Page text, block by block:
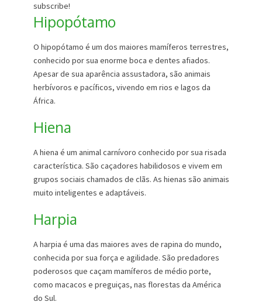
subscribe!
Hipopótamo
O hipopótamo é um dos maiores mamíferos terrestres,
conhecido por sua enorme boca e dentes afiados.
Apesar de sua aparência assustadora, são animais
herbívoros e pacíficos, vivendo em rios e lagos da
África.
Hiena
A hiena é um animal carnívoro conhecido por sua risada
característica. São caçadores habilidosos e vivem em
grupos sociais chamados de clãs. As hienas são animais
muito inteligentes e adaptáveis.
Harpia
A harpia é uma das maiores aves de rapina do mundo,
conhecida por sua força e agilidade. São predadores
poderosos que caçam mamíferos de médio porte,
como macacos e preguiças, nas florestas da América
do Sul.